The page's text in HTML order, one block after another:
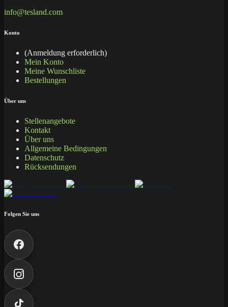
info@tesland.com
Konto
(Anmeldung erforderlich)
Mein Konto
Meine Wunschliste
Bestellungen
Über uns
Stellenangebote
Kontakt
Über uns
Allgemeine Bedingungen
Datenschutz
Rücksendungen
Folgen Sie uns